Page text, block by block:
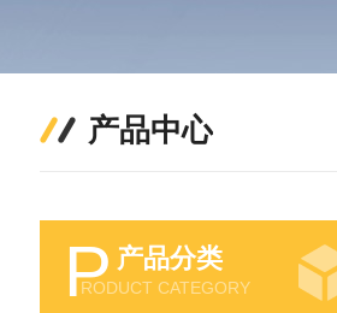
产品中心
P 产品分类
RODUCT CATEGORY